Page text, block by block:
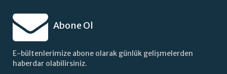
Abone Ol
E-bültenlerimize abone olarak günlük gelişmelerden
haberdar olabilirsiniz.